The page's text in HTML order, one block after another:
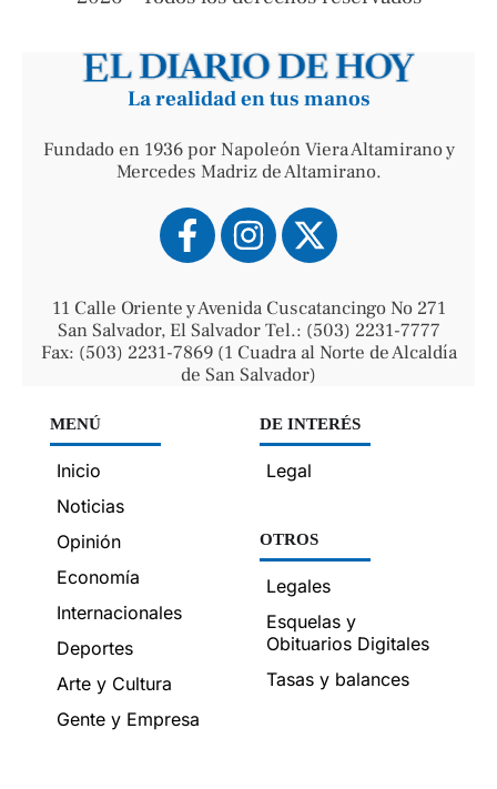
La realidad en tus manos
Fundado en 1936 por Napoleón Viera Altamirano y
Mercedes Madriz de Altamirano.
11 Calle Oriente y Avenida Cuscatancingo No 271
San Salvador, El Salvador Tel.: (503) 2231-7777
Fax: (503) 2231-7869 (1 Cuadra al Norte de Alcaldía
de San Salvador)
MENÚ
Inicio
Noticias
Opinión
Economía
Internacionales
Deportes
Arte y Cultura
Gente y Empresa
DE INTERÉS
Legal
OTROS
Legales
Esquelas y
Obituarios Digitales
Tasas y balances